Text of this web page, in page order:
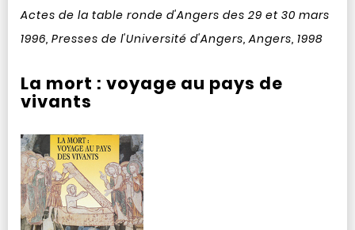
Actes de la table ronde d'Angers des 29 et 30 mars
1996, Presses de l'Université d'Angers, Angers, 1998
La mort : voyage au pays de
vivants